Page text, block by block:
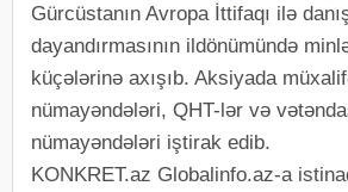
Gürcüstanın Avropa İttifaqı ilə
dayandırmasının ildönümündə
küçələrinə axışıb. Aksiyada
nümayəndələri, QHT-lər və
nümayəndələri iştirak edib.
KONKRET.az Globalinfo.az-a